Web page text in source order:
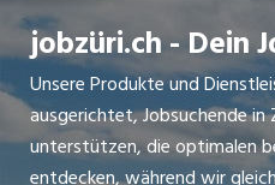
jobzüri.ch - Dein
Unsere Produkte und
ausgerichtet, Jobsuchende in
unterstützen, die optimalen
entdecken, während wir